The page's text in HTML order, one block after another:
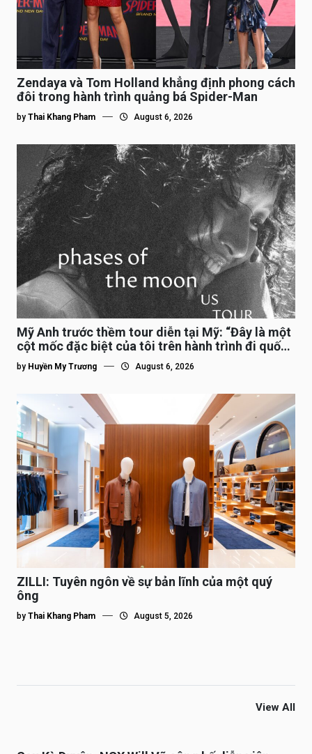
Zendaya và Tom Holland khẳng định phong cách
đôi trong hành trình quảng bá Spider-Man
by Thai Khang Pham August 6, 2026
Mỹ Anh trước thềm tour diễn tại Mỹ: “Đây là một
cột mốc đặc biệt của tôi trên hành trình đi quốc
tế”
by Huyền My Trương August 6, 2026
ZILLI: Tuyên ngôn về sự bản lĩnh của một quý
ông
by Thai Khang Pham August 5, 2026
View All